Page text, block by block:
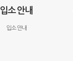
입소 안내
입소 안내